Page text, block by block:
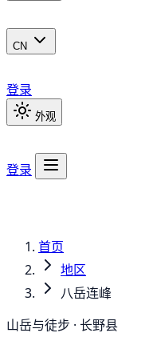
CN
登录
外观
登录
首页
地区
八岳连峰
山岳与徒步 · 长野县